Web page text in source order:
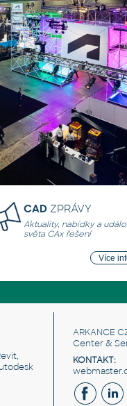
CAD ZPRÁVY
Aktuality, nabídky a
světa CAx řešení
Více
ARKANCE
Center &
KONTAKT: